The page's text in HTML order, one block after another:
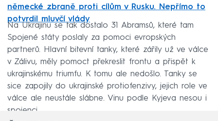
německé zbraně proti cílům v Rusku. Nepřímo to
potvrdil mluvčí vlády
Na Ukrajinu se tak dostalo 31 Abramsů, které tam
Spojené státy poslaly za pomoci evropských
partnerů. Hlavní bitevní tanky, které zářily už ve válce
v Zálivu, měly pomoct překreslit frontu a přispět k
ukrajinskému triumfu. K tomu ale nedošlo. Tanky se
sice zapojily do ukrajinské protiofenzivy, jejich role ve
válce ale neustále slábne. Vinu podle Kyjeva nesou i
spojenci.